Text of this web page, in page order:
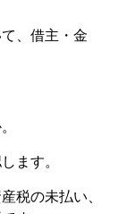
、借主・金
ます。
税の未払い、